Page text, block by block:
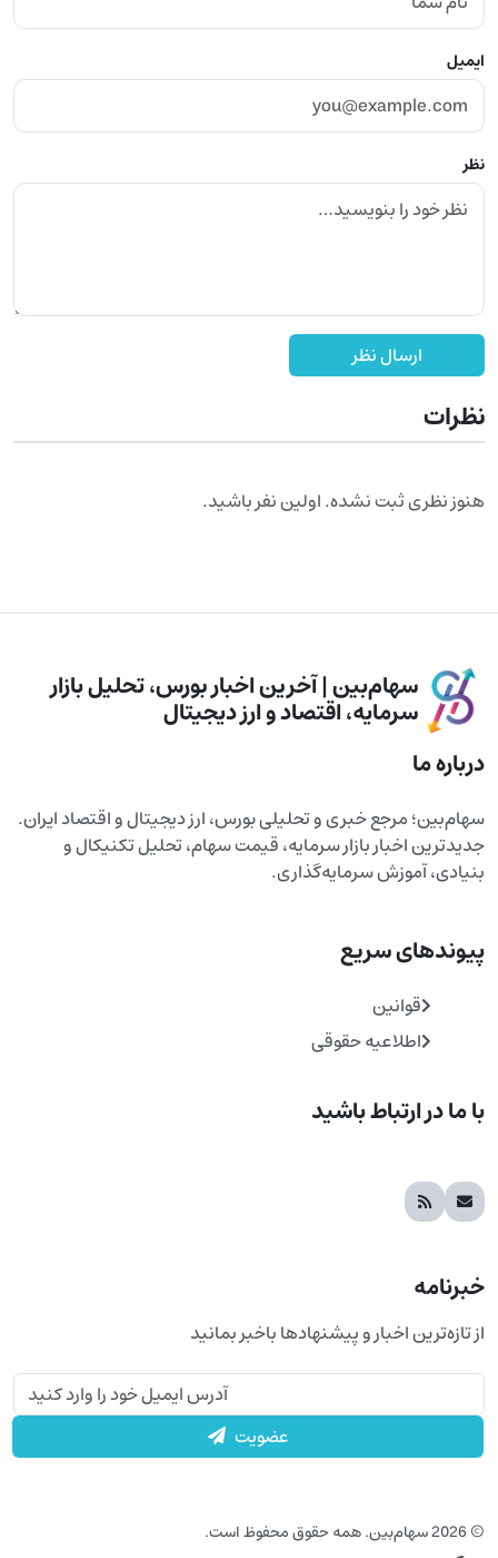
ایمیل
نظر
ارسال نظر
نظرات
هنوز نظری ثبت نشده. اولین نفر باشید.
سهام‌بین | آخرین اخبار بورس، تحلیل بازار
سرمایه، اقتصاد و ارز دیجیتال
درباره ما
سهام‌بین؛ مرجع خبری و تحلیلی بورس، ارز دیجیتال و اقتصاد ایران.
جدیدترین اخبار بازار سرمایه، قیمت سهام، تحلیل تکنیکال و
بنیادی، آموزش سرمایه‌گذاری.
پیوندهای سریع
قوانین
اطلاعیه حقوقی
با ما در ارتباط باشید
خبرنامه
از تازه‌ترین اخبار و پیشنهادها باخبر بمانید
عضویت
© 2026 سهام‌بین. همه حقوق محفوظ است.